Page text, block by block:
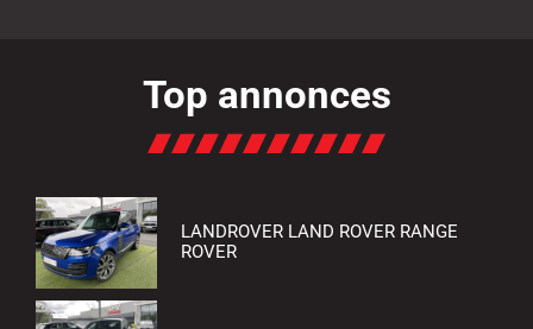
Top annonces
LANDROVER LAND ROVER RANGE
ROVER